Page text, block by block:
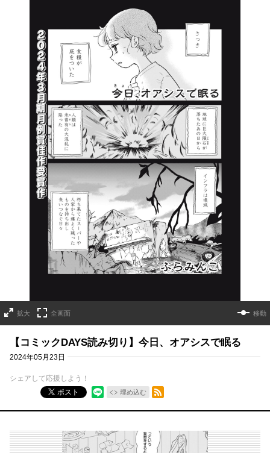
拡大 全画面 移動
【コミックDAYS読み切り】今日、オアシスで眠る
2024年05月23日
シェアして応援しよう！
ポスト
埋め込む
RSSフィード